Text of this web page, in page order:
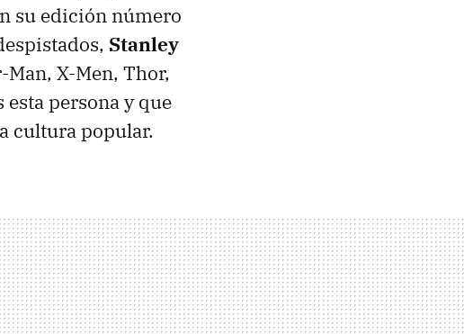
su edición número
Stanley
Man, X-Men, Thor,
persona y que
cultura popular.